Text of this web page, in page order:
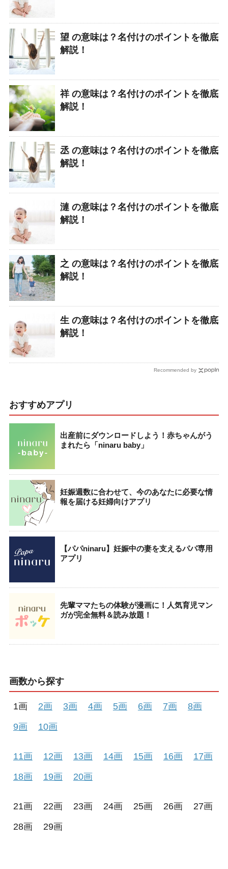
望 の意味は？名付けのポイントを徹底
解説！
祥 の意味は？名付けのポイントを徹底
解説！
丞 の意味は？名付けのポイントを徹底
解説！
漣 の意味は？名付けのポイントを徹底
解説！
之 の意味は？名付けのポイントを徹底
解説！
生 の意味は？名付けのポイントを徹底
解説！
Recommended by
おすすめアプリ
出産前にダウンロードしよう！赤ちゃんがう
まれたら「ninaru baby」
妊娠週数に合わせて、今のあなたに必要な情
報を届ける妊婦向けアプリ
【パパninaru】妊娠中の妻を支えるパパ専用
アプリ
先輩ママたちの体験が漫画に！人気育児マン
ガが完全無料＆読み放題！
画数から探す
1画 2画 3画 4画 5画 6画 7画
8画
9画
10画
11画 12画 13画 14画 15画 16画
17画
18画
19画 20画
21画 22画 23画 24画 25画 26画
27画
28画
29画